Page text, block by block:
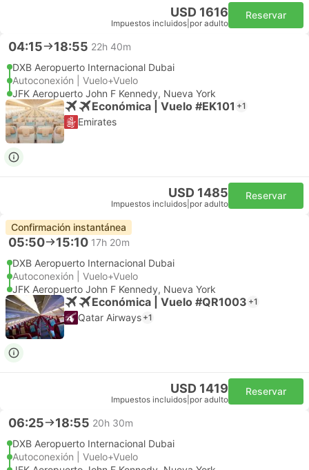
USD 1616
Impuestos incluidos por adulto
Reservar
04:15 18:55 22h 40m
DXB Aeropuerto Internacional Dubai
Autoconexión | Vuelo+Vuelo
JFK Aeropuerto John F Kennedy, Nueva York
Económica | Vuelo #EK101 +1
Emirates
USD 1485
Impuestos incluidos por adulto
Reservar
Confirmación instantánea
05:50 15:10 17h 20m
DXB Aeropuerto Internacional Dubai
Autoconexión | Vuelo+Vuelo
JFK Aeropuerto John F Kennedy, Nueva York
Económica | Vuelo #QR1003 +1
Qatar Airways +1
USD 1419
Impuestos incluidos por adulto
Reservar
06:25 18:55 20h 30m
DXB Aeropuerto Internacional Dubai
Autoconexión | Vuelo+Vuelo